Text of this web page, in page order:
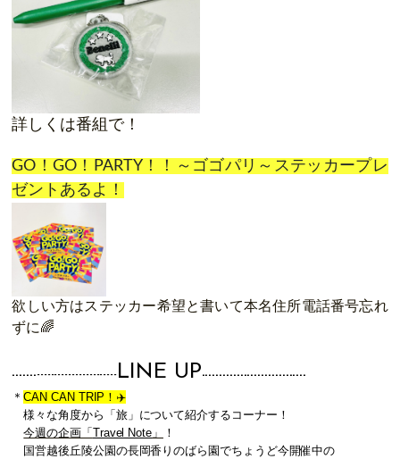
詳しくは番組で！
GO！GO！PARTY！！～ゴゴパリ～ステッカープレ
ゼントあるよ！
欲しい方はステッカー希望と書いて本名住所電話番号忘れ
ずに🌈
------------------------------LINE UP------------------------------
＊CAN CAN TRIP！✈️
様々な角度から「旅」について紹介するコーナー！
今週の企画「 Travel Note 」
！
国営越後丘陵公園の長岡香りのばら園でちょうど今開催中の